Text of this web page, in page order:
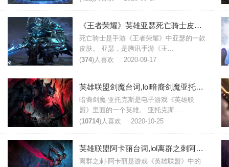
《王者荣耀》英雄亚瑟死亡骑士皮肤台词大全
死亡骑士是手游《王者荣耀》中亚瑟的一款
皮肤。 亚瑟，是腾讯手游《王...
(374)人喜欢 2020-09-17
英雄联盟剑魔台词,lol暗裔剑魔亚托克斯台词大全
暗裔剑魔·亚托克斯是电子游戏《英雄联
盟》里面的一个英雄。 亚托克斯...
(10714)人喜欢 2020-10-25
英雄联盟阿卡丽台词,lol离群之刺阿卡丽台词大全
离群之刺·阿卡丽是游戏《英雄联盟》中的